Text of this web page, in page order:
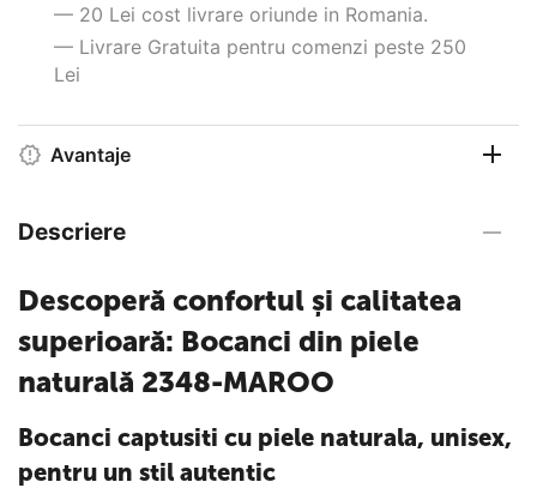
— 20 Lei cost livrare oriunde in Romania.
— Livrare Gratuita pentru comenzi peste 250
Lei
Avantaje
Descriere
Descoperă confortul și calitatea
superioară: Bocanci din piele
naturală 2348-MAROO
Bocanci captusiti cu piele naturala, unisex,
pentru un stil autentic